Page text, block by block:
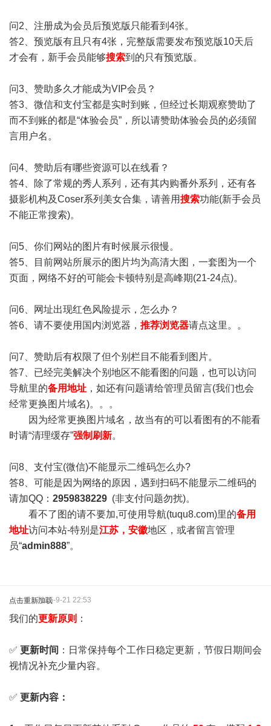
问2、注册成为会员后预览版只能看到4张。
答2、预览版有且只有4张，完整版需要发布预览版10天后
才会有，新手会员能够搜索到的只有预览版。
问3、赞助多久才能成为VIP会员？
答3、微信和支付宝都是实时到账，但经过长期观察赞助了
而不到账的都是“体验会员”，所以请赞助体验会员的必须留
言用户名。
问4、赞助后有哪些资源可以在线看？
答4、除了常规的秀人系列，还有其内购番外系列，还有各
摄影机构及Coser系列美女合集，请善用搜索功能(新手会员
不能正常搜索)。
问5、你们网站的图片有时候展示很慢。
答5、目前网站所展示的图片均为高清大图，一套图为一个
页面，网络不好的可能会卡顿特别是高峰期(21-24点)。
问6、网址出现红色风险提示，怎么办？
答6、请不要使用国内浏览器， 推荐浏览器请点这里。。
问7、赞助后有权限了但个别栏目不能看到图片。
答7、已经完美解决个别地区不能看图的问题，也可以访问
导航里的备用地址 ，如还有问题请给管理员留言(我们也会
经常更换图片域名)。。。
因为经常更换图片域名，故当有的可以看图有的不能看
时请“清理缓存”强制刷新。
问8、支付宝(微信)不能显示二维码怎么办?
答8、可能是因为网络的原因，遇到扫码不能显示二维码的
请加QQ： 2959838229 (非支付问题勿扰)。
看不了图的请不要加,可使用导航(tuqu8.com)里的备用
地址访问本站-特别是江苏，安徽地区，或者留言管理
员“admin888”。
点击重新加载2025-9-21 22:53
我们的更新原则 ：
✅ 更新时间 ：日常保持每个工作日稳定更新，节假日期间会
视情况补充少量内容。
✅ 更新内容：